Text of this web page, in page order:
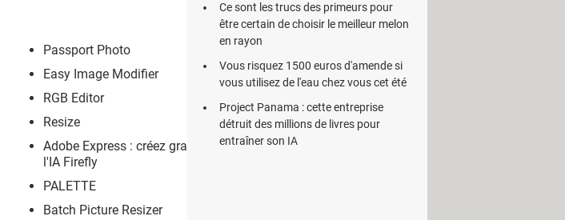
Passport Photo
Easy Image Modifier
RGB Editor
Resize
Adobe Express : créez gratuitement des images incroyables avec
l'IA Firefly
PALETTE
Batch Picture Resizer
Ce sont les trucs des primeurs pour
être certain de choisir le meilleur melon
en rayon
Vous risquez 1500 euros d'amende si
vous utilisez de l'eau chez vous cet été
Project Panama : cette entreprise
détruit des millions de livres pour
entraîner son IA